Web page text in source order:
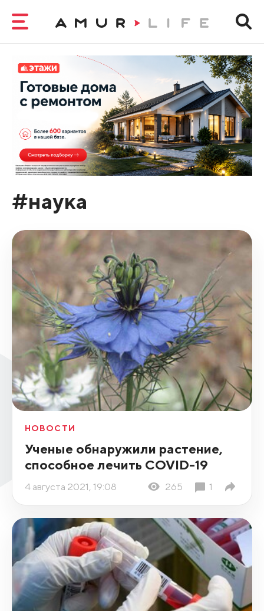
#наука
НОВОСТИ
Ученые обнаружили растение,
способное лечить COVID-19
4 августа 2021, 19:08 265 1